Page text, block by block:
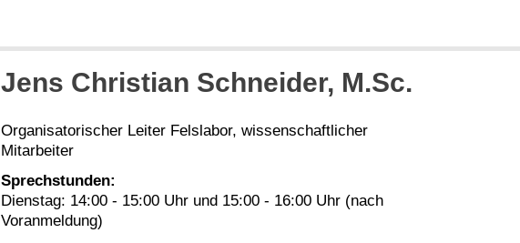
Jens Christian Schneider, M.Sc.
Organisatorischer Leiter Felslabor, wissenschaftlicher
Mitarbeiter
Sprechstunden:
Dienstag: 14:00 - 15:00 Uhr und 15:00 - 16:00 Uhr (nach
Voranmeldung)